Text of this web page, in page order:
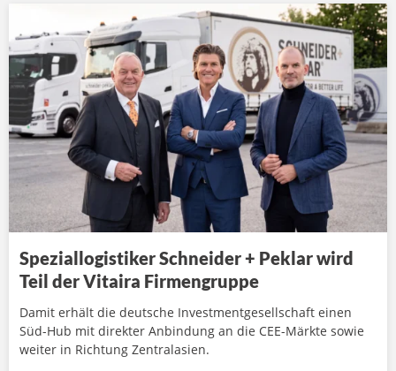
Speziallogistiker Schneider + Peklar wird
Teil der Vitaira Firmengruppe
Damit erhält die deutsche Investmentgesellschaft einen
Süd-Hub mit direkter Anbindung an die CEE-Märkte sowie
weiter in Richtung Zentralasien.